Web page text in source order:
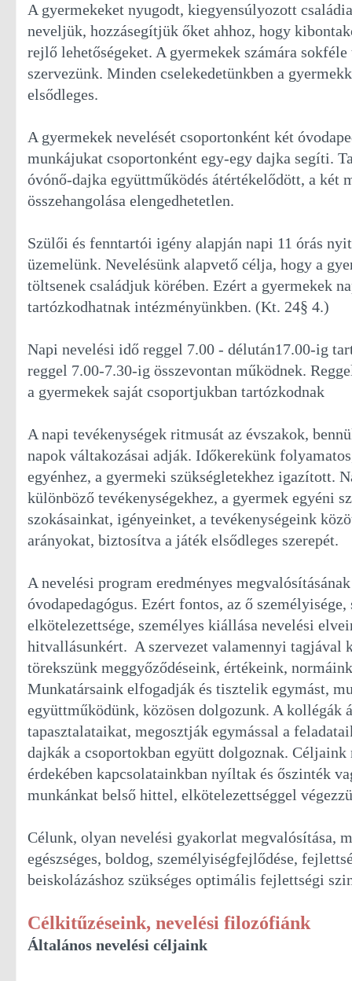
A gyermekeket nyugodt, kiegyensúlyozott
neveljük, hozzásegítjük őket ahhoz, hogy
rejlő lehetőségeket. A gyermekek számára sokféle
szervezünk. Minden cselekedetünkben a
elsődleges.
A gyermekek nevelését csoportonként két
munkájukat csoportonként egy-egy dajka segíti.
óvónő-dajka együttműködés átértékelődött, a két
összehangolása elengedhetetlen.
Szülői és fenntartói igény alapján napi 11 órás
üzemelünk. Nevelésünk alapvető célja, hogy a
töltsenek családjuk körében. Ezért a gyermekek
tartózkodhatnak intézményünkben. (Kt. 24§ 4.)
Napi nevelési idő reggel 7.00 - délután17.00-ig
reggel 7.00-7.30-ig összevontan működnek.
a gyermekek saját csoportjukban tartózkodnak
A napi tevékenységek ritmusát az évszakok,
napok váltakozásai adják. Időkerekünk
egyénhez, a gyermeki szükségletekhez igazított.
különböző tevékenységekhez, a gyermek egyéni
szokásainkat, igényeinket, a tevékenységeink
arányokat, biztosítva a játék elsődleges szerepét.
A nevelési program eredményes
óvodapedagógus. Ezért fontos, az ő személyisége,
elkötelezettsége, személyes kiállása nevelési
hitvallásunkért. A szervezet valamennyi tagjával
törekszünk meggyőződéseink, értékeink,
Munkatársaink elfogadják és tisztelik egymást,
együttműködünk, közösen dolgozunk. A kollégák
tapasztalataikat, megosztják egymással a
dajkák a csoportokban együtt dolgoznak. Céljaink
érdekében kapcsolatainkban nyíltak és őszinték
munkánkat belső hittel, elkötelezettséggel
Célunk, olyan nevelési gyakorlat megvalósítása,
egészséges, boldog, személyiségfejlődése,
beiskolázáshoz szükséges optimális fejlettségi
Célkitűzéseink, nevelési filozófiánk
Általános nevelési céljaink